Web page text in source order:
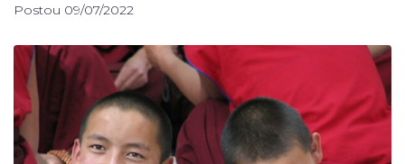
Postou 09/07/2022